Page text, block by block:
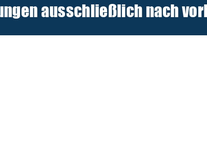
ausschließlich nach